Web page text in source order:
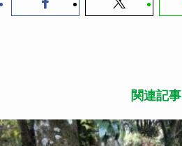
関連記事